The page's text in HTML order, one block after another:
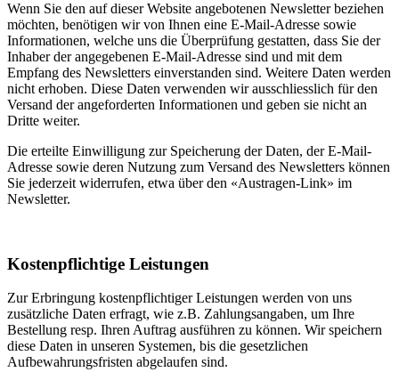
Wenn Sie den auf dieser Website angebotenen Newsletter beziehen
möchten, benötigen wir von Ihnen eine E-Mail-Adresse sowie
Informationen, welche uns die Überprüfung gestatten, dass Sie der
Inhaber der angegebenen E-Mail-Adresse sind und mit dem
Empfang des Newsletters einverstanden sind. Weitere Daten werden
nicht erhoben. Diese Daten verwenden wir ausschliesslich für den
Versand der angeforderten Informationen und geben sie nicht an
Dritte weiter.
Die erteilte Einwilligung zur Speicherung der Daten, der E-Mail-
Adresse sowie deren Nutzung zum Versand des Newsletters können
Sie jederzeit widerrufen, etwa über den «Austragen-Link» im
Newsletter.
Kostenpflichtige Leistungen
Zur Erbringung kostenpflichtiger Leistungen werden von uns
zusätzliche Daten erfragt, wie z.B. Zahlungsangaben, um Ihre
Bestellung resp. Ihren Auftrag ausführen zu können. Wir speichern
diese Daten in unseren Systemen, bis die gesetzlichen
Aufbewahrungsfristen abgelaufen sind.